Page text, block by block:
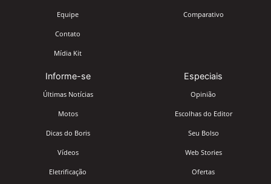
Equipe
Contato
Mídia Kit
Comparativo
Informe-se
Últimas Notícias
Motos
Dicas do Boris
Vídeos
Eletrificação
Especiais
Opinião
Escolhas do Editor
Seu Bolso
Web Stories
Ofertas